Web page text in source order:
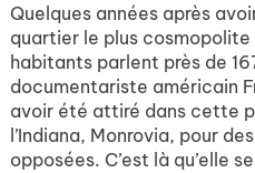
Quelques années après
quartier le plus
habitants parlent près de
documentariste américain
avoir été attiré dans cette
l’Indiana, Monrovia, pour
opposées. C’est là qu’elle